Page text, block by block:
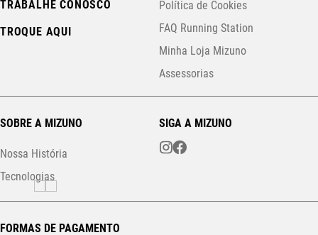
TRABALHE CONOSCO
TROQUE AQUI
Política de Cookies
FAQ Running Station
Minha Loja Mizuno
Assessorias
SOBRE A MIZUNO
Nossa História
Tecnologias
SIGA A MIZUNO
FORMAS DE PAGAMENTO